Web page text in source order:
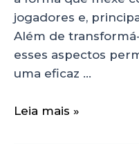
jogadores e,
Além de
esses aspectos
uma eficaz …
Leia mais »